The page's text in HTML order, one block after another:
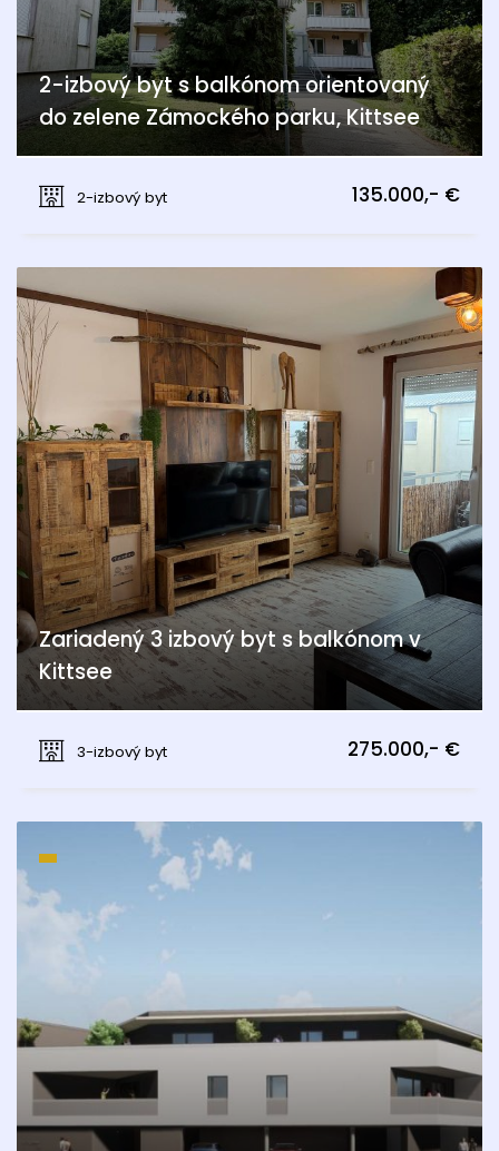
2-izbový byt s balkónom orientovaný
do zelene Zámockého parku, Kittsee
2-izbový byt
135.000,- €
Zariadený 3 izbový byt s balkónom v
Kittsee
3-izbový byt
275.000,- €